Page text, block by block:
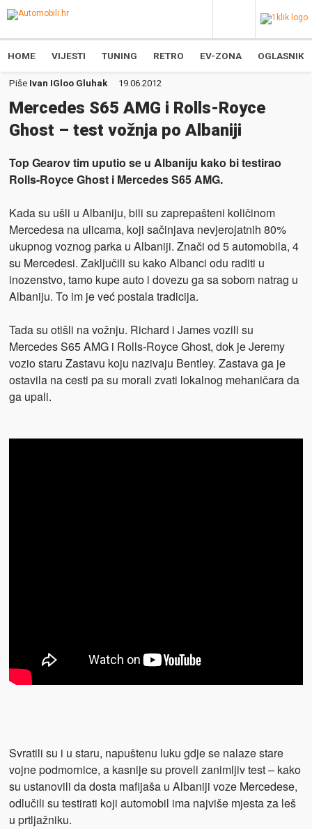
HOME VIJESTI TUNING RETRO EV-ZONA OGLASNIK
Piše Ivan IGloo Gluhak 19.06.2012
Mercedes S65 AMG i Rolls-Royce
Ghost – test vožnja po Albaniji
Top Gearov tim uputio se u Albaniju kako bi testirao
Rolls-Royce Ghost i Mercedes S65 AMG.
Kada su ušli u Albaniju, bili su zaprepašteni količinom
Mercedesa na ulicama, koji sačinjava nevjerojatnih 80%
ukupnog voznog parka u Albaniji. Znači od 5 automobila, 4
su Mercedesi. Zaključili su kako Albanci odu raditi u
inozenstvo, tamo kupe auto i dovezu ga sa sobom natrag u
Albaniju. To im je već postala tradicija.
Tada su otišli na vožnju. Richard i James vozili su
Mercedes S65 AMG i Rolls-Royce Ghost, dok je Jeremy
vozio staru Zastavu koju nazivaju Bentley. Zastava ga je
ostavila na cesti pa su morali zvati lokalnog mehaničara da
ga upali.
Svratili su i u staru, napuštenu luku gdje se nalaze stare
vojne podmornice, a kasnije su proveli zanimljiv test – kako
su ustanovili da dosta mafijaša u Albaniji voze Mercedese,
odlučili su testirati koji automobil ima najviše mjesta za leš
u prtljažniku.